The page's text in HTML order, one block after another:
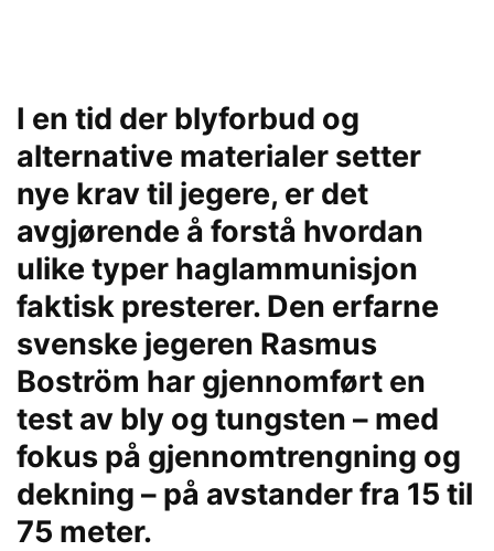
I en tid der blyforbud og
alternative materialer setter
nye krav til jegere, er det
avgjørende å forstå hvordan
ulike typer haglammunisjon
faktisk presterer. Den erfarne
svenske jegeren Rasmus
Boström har gjennomført en
test av bly og tungsten – med
fokus på gjennomtrengning og
dekning – på avstander fra 15 til
75 meter.